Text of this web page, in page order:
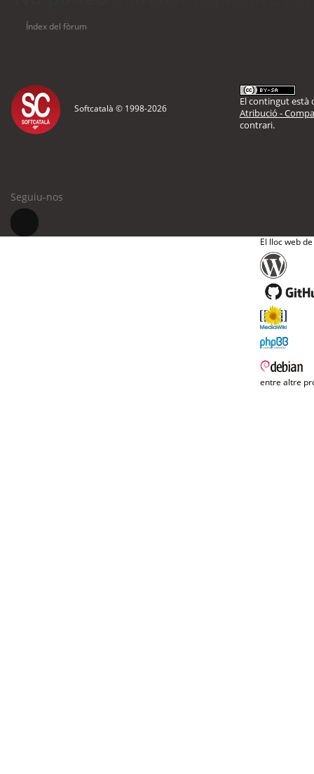
Índex del fòrum
Softcatalà © 1998-2026
El contingut està
Atribució -
contrari.
Seguiu-nos
El lloc web
entre altre